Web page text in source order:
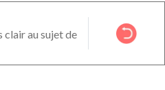
clair au sujet de